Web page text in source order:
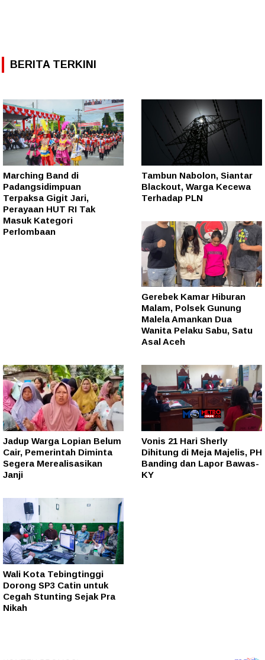
BERITA TERKINI
Marching Band di
Padangsidimpuan
Terpaksa Gigit Jari,
Perayaan HUT RI Tak
Masuk Kategori
Perlombaan
Tambun Nabolon, Siantar
Blackout, Warga Kecewa
Terhadap PLN
Gerebek Kamar Hiburan
Malam, Polsek Gunung
Malela Amankan Dua
Wanita Pelaku Sabu, Satu
Asal Aceh
Jadup Warga Lopian Belum
Cair, Pemerintah Diminta
Segera Merealisasikan
Janji
Vonis 21 Hari Sherly
Dihitung di Meja Majelis, PH
Banding dan Lapor Bawas-
KY
Wali Kota Tebingtinggi
Dorong SP3 Catin untuk
Cegah Stunting Sejak Pra
Nikah